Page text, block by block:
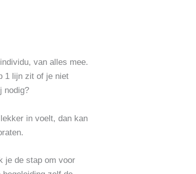
van alles mee.
1 lijn zit of je niet
nodig?
in voelt, dan kan
je de stap om voor